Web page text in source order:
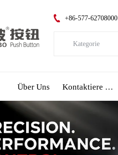
+86-577-62708000
Kategorie
Led-anzeige
Notfall stop taste
Über Uns Kontaktiere Uns